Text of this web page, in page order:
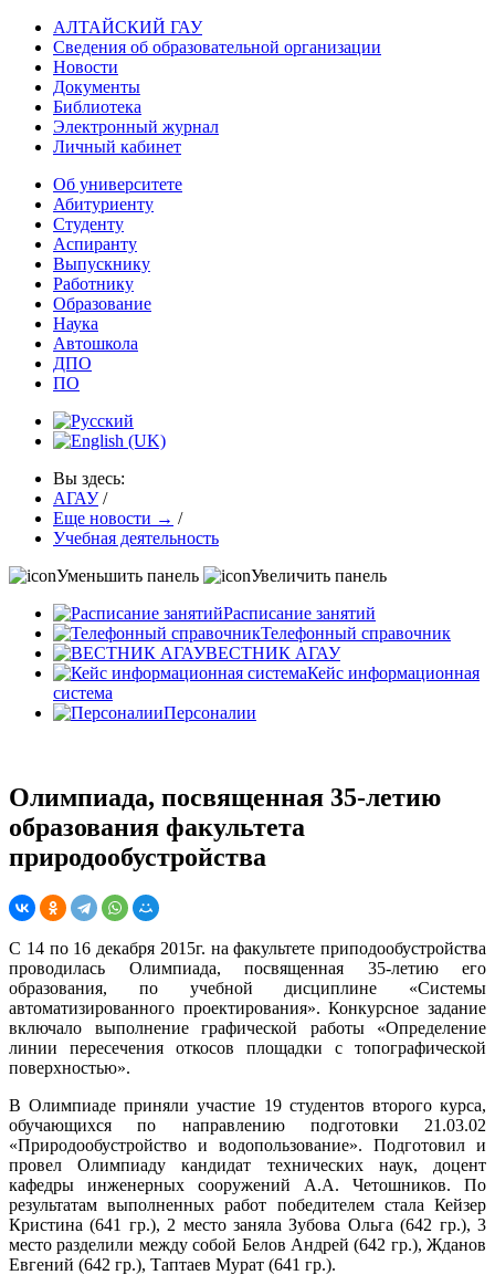
АЛТАЙСКИЙ ГАУ
Сведения об образовательной организации
Новости
Документы
Библиотека
Электронный журнал
Личный кабинет
Об университете
Абитуриенту
Студенту
Аспиранту
Выпускнику
Работнику
Образование
Наука
Автошкола
ДПО
ПО
Вы здесь:
АГАУ /
Еще новости → /
Учебная деятельность
Уменьшить панель
Увеличить панель
Расписание занятий
Телефонный справочник
ВЕСТНИК АГАУ
Кейс информационная
система
Персоналии
Олимпиада, посвященная 35-летию
образования факультета
природообустройства
С 14 по 16 декабря 2015г. на факультете приподообустройства
проводилась Олимпиада, посвященная 35-летию его
образования, по учебной дисциплине «Системы
автоматизированного проектирования». Конкурсное задание
включало выполнение графической работы «Определение
линии пересечения откосов площадки с топографической
поверхностью».
В Олимпиаде приняли участие 19 студентов второго курса,
обучающихся по направлению подготовки 21.03.02
«Природообустройство и водопользование». Подготовил и
провел Олимпиаду кандидат технических наук, доцент
кафедры инженерных сооружений А.А. Четошников. По
результатам выполненных работ победителем стала Кейзер
Кристина (641 гр.), 2 место заняла Зубова Ольга (642 гр.), 3
место разделили между собой Белов Андрей (642 гр.), Жданов
Евгений (642 гр.), Таптаев Мурат (641 гр.).